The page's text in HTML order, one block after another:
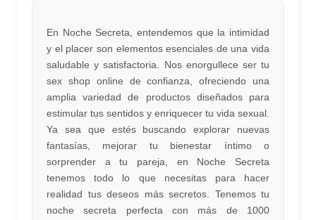
En Noche Secreta, entendemos que la intimidad
y el placer son elementos esenciales de una vida
saludable y satisfactoria. Nos enorgullece ser tu
sex shop online de confianza, ofreciendo una
amplia variedad de productos diseñados para
estimular tus sentidos y enriquecer tu vida sexual.
Ya sea que estés buscando explorar nuevas
fantasías, mejorar tu bienestar íntimo o
sorprender a tu pareja, en Noche Secreta
tenemos todo lo que necesitas para hacer
realidad tus deseos más secretos. Tenemos tu
noche secreta perfecta con más de 1000